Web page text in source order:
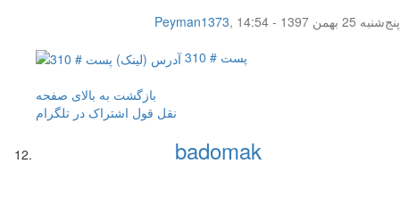
Peyman1373,
پنج‌شنبه 25 بهمن 1397 - 14:54
پست # 310
بازگشت به بالای صفحه
نقل قول اشتراک در تلگرام
badomak